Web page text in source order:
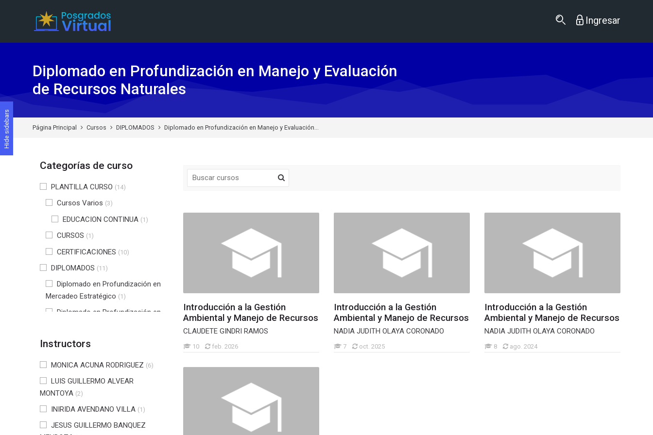
Diplomado en Profundización en Manejo y Evaluación
de Recursos Naturales
Página Principal Cursos DIPLOMADOS Diplomado en Profundización en Manejo y Evaluación...
Introducción a la Gestión
Ambiental y Manejo de Recursos
CLAUDETE GINDRI RAMOS
10 feb. 2026
Introducción a la Gestión
Ambiental y Manejo de Recursos
NADIA JUDITH OLAYA CORONADO
7 oct. 2025
Introducción a la Gestión
Ambiental y Manejo de Recursos
NADIA JUDITH OLAYA CORONADO
8 ago. 2024
Categorías de curso
PLANTILLA CURSO (14)
Cursos Varios (3)
EDUCACION CONTINUA (1)
CURSOS (1)
CERTIFICACIONES (10)
DIPLOMADOS (11)
Diplomado en Profundización en
Mercadeo Estratégico (1)
Diplomado en Profundización en
software para la industria 4.0(4)
Diplomado en NIIF(3)
Diplomado en profundización en
gestión tributaria(1)
DIPLOMADO PROFUNDIZACIÓN
Instructors
MONICA ACUNA RODRIGUEZ (6)
LUIS GUILLERMO ALVEAR
MONTOYA (2)
INIRIDA AVENDANO VILLA (1)
JESUS GUILLERMO BANQUEZ
Hide sidebars